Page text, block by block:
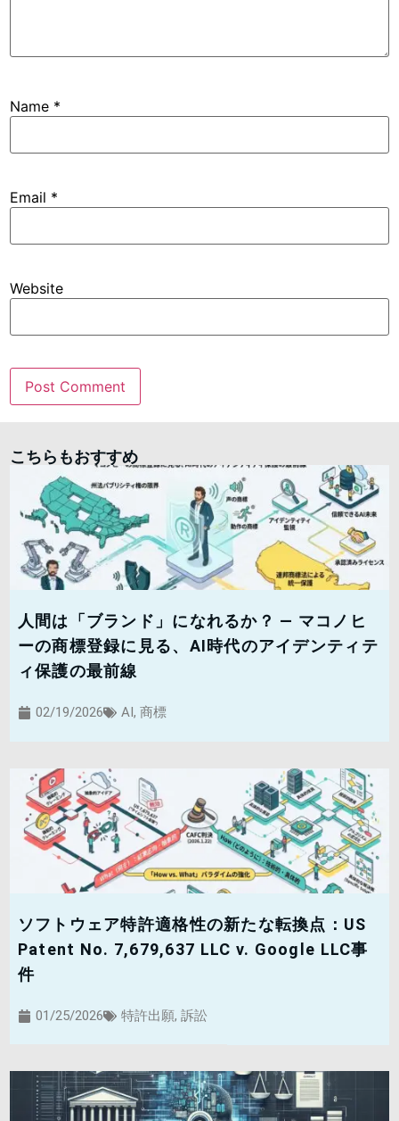
Name *
Email *
Website
こちらもおすすめ
人間は「ブランド」になれるか？ — マコノヒ
ーの商標登録に見る、AI時代のアイデンティテ
ィ保護の最前線
02/19/2026 AI , 商標
ソフトウェア特許適格性の新たな転換点：US
Patent No. 7,679,637 LLC v. Google LLC事
件
01/25/2026 特許出願, 訴訟